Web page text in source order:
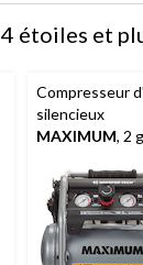
4 étoiles et
Compresseur
silencieux
MAXIMUM, 2